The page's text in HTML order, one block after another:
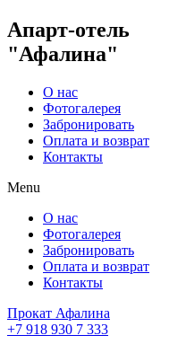
Апарт-отель
"Афалина"
О нас
Фотогалерея
Забронировать
Оплата и возврат
Контакты
Menu
О нас
Фотогалерея
Забронировать
Оплата и возврат
Контакты
Прокат Афалина
+7 918 930 7 333